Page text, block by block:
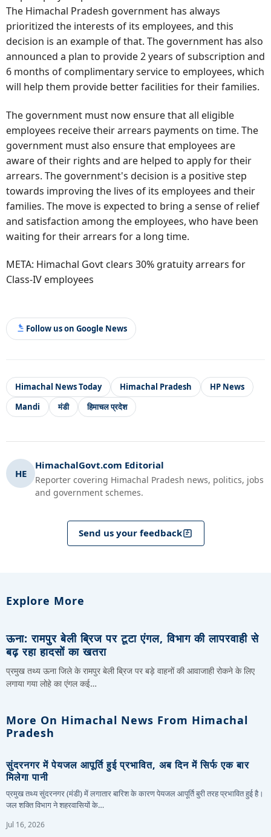
The Himachal Pradesh government has always
prioritized the interests of its employees, and this
decision is an example of that. The government has also
announced a plan to provide 2 years of subscription and
6 months of complimentary service to employees, which
will help them provide better facilities for their families.
The government must now ensure that all eligible
employees receive their arrears payments on time. The
government must also ensure that employees are
aware of their rights and are helped to apply for their
arrears. The government's decision is a positive step
towards improving the lives of its employees and their
families. The move is expected to bring a sense of relief
and satisfaction among the employees, who have been
waiting for their arrears for a long time.
META: Himachal Govt clears 30% gratuity arrears for
Class-IV employees
Follow us on Google News
Himachal News Today Himachal Pradesh
HP News
Mandi
मंडी हिमाचल प्रदेश
HE
HimachalGovt.com Editorial
Reporter covering Himachal Pradesh news, politics, jobs
and government schemes.
Send us your feedback
Explore More
ऊना: रामपुर बेली ब्रिज पर टूटा एंगल, विभाग की लापरवाही से
बढ़ रहा हादसों का खतरा
प्रमुख तथ्य ऊना जिले के रामपुर बेली ब्रिज पर बड़े वाहनों की आवाजाही रोकने के लिए
लगाया गया लोहे का एंगल कई…
More On Himachal News From Himachal
Pradesh
सुंदरनगर में पेयजल आपूर्ति हुई प्रभावित, अब दिन में सिर्फ एक बार
मिलेगा पानी
प्रमुख तथ्य सुंदरनगर (मंडी) में लगातार बारिश के कारण पेयजल आपूर्ति बुरी तरह प्रभावित हुई है।
जल शक्ति विभाग ने शहरवासियों के…
Jul 16, 2026